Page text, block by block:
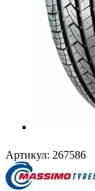
Артикул: 267586